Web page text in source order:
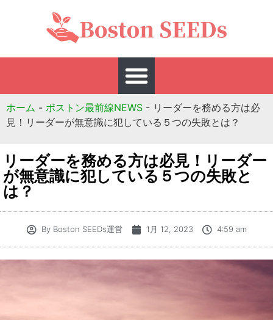
ホーム - ボストン最前線NEWS - リーダーを務める方は必
見！リーダーが無意識に犯している５つの失敗とは？
リーダーを務める方は必見！リーダー
が無意識に犯している５つの失敗と
は？
ByBoston SEEDs運営 1月 12, 2023 4:59 am